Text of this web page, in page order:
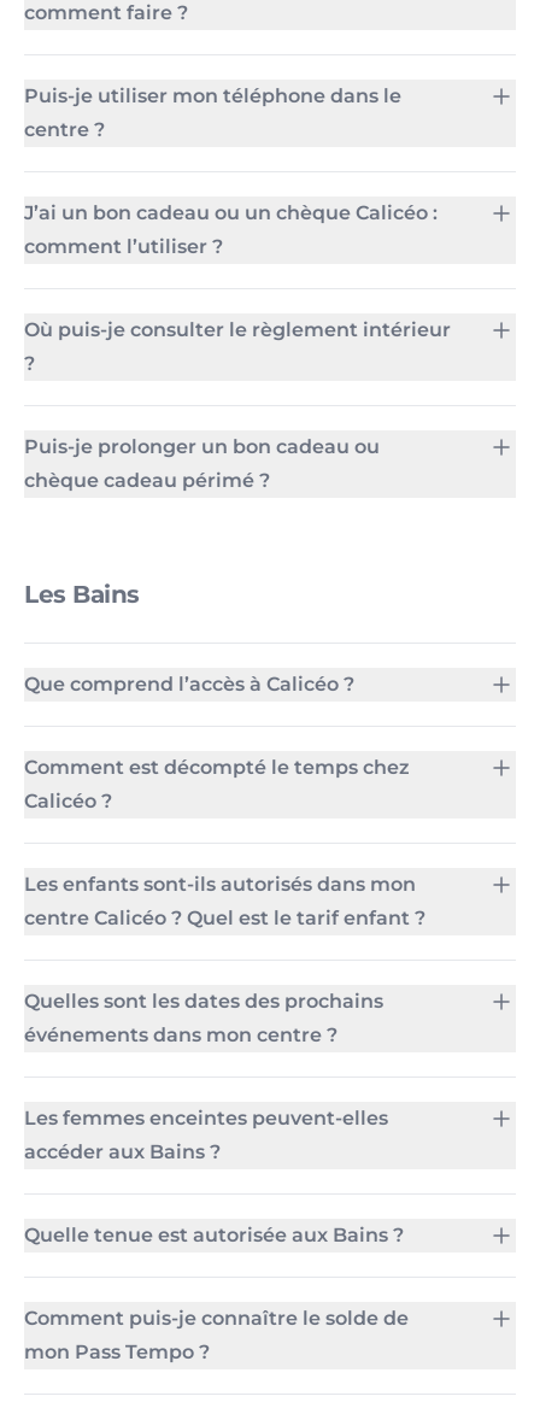
comment faire ?
Puis-je utiliser mon téléphone dans le
centre ?
J’ai un bon cadeau ou un chèque Calicéo :
comment l’utiliser ?
Où puis-je consulter le règlement intérieur
?
Puis-je prolonger un bon cadeau ou
chèque cadeau périmé ?
Les Bains
Que comprend l’accès à Calicéo ?
Comment est décompté le temps chez
Calicéo ?
Les enfants sont-ils autorisés dans mon
centre Calicéo ? Quel est le tarif enfant ?
Quelles sont les dates des prochains
événements dans mon centre ?
Les femmes enceintes peuvent-elles
accéder aux Bains ?
Quelle tenue est autorisée aux Bains ?
Comment puis-je connaître le solde de
mon Pass Tempo ?